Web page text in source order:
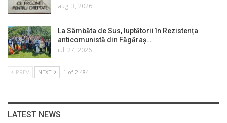
aug. 3, 2026
La Sâmbăta de Sus, luptătorii în Rezistența
anticomunistă din Făgăraș…
iul. 27, 2026
PREV NEXT 1 of 2.484
LATEST NEWS